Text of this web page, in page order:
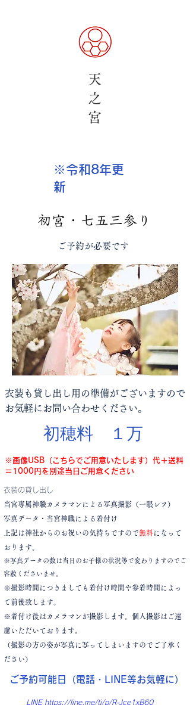
天
之
​宮
※令和8年更
新
​初宮・七五三参り
​ご予約が必要です
​衣装も貸し出し用の準備がございますので
お気軽にお問い合わせください。
​初穂料 １万
※​画像USB（こちらでご用意いたします）代＋送料
＝1000円を別途当日ご用意ください
​衣装の貸し出し
当宮専属神職カメラマンによる写真撮影（一眼レフ）
写真データ・ 当宮神職による着付け
上記は神社からのお祝いの気持ちですので無料になって
おります。
※写真データの数は当日のお子様の状況等で変わりますのでご
容赦くださいませ。
※撮影時間につきましても着付け時間や参着時間によっ
て前後致します。
※着付け後はカメラマンが撮影します。個人撮影はご遠
慮いただいております。
​（撮影の方の姿が写真に写ってしまいますのでご了承く
ださい）
ご予約可能日（電話・LINE等お気軽に）
LINE https://line.me/ti/p/R-Jce1xB60